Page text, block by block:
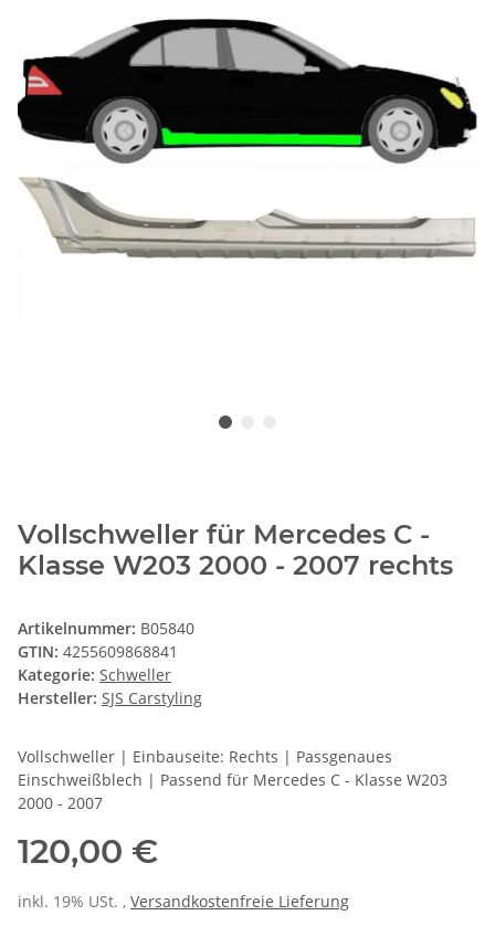
Vollschweller für Mercedes C -
Klasse W203 2000 - 2007 rechts
Artikelnummer: B05840
GTIN: 4255609868841
Kategorie: Schweller
Hersteller: SJS Carstyling
Vollschweller | Einbauseite: Rechts | Passgenaues
Einschweißblech | Passend für Mercedes C - Klasse W203
2000 - 2007
120,00 €
inkl. 19% USt. , Versandkostenfreie Lieferung